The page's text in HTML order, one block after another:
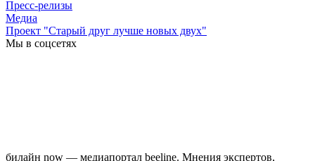
Пресс-релизы
Медиа
Проект "Старый друг лучше новых двух"
Мы в соцсетях
билайн now — медиапортал beeline. Мнения экспертов,